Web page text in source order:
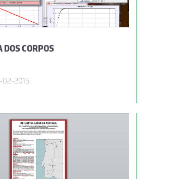
DOS CORPOS
02-2015